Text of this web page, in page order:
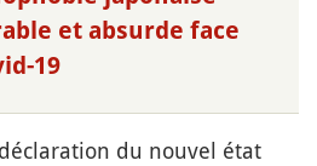
et absurde face
19
du nouvel état